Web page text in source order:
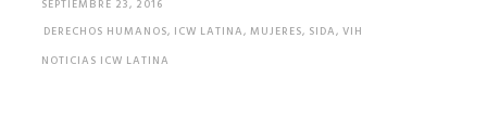
SEPTIEMBRE 23, 2016
DERECHOS HUMANOS, ICW LATINA, MUJERES, SIDA, VIH
NOTICIAS ICW LATINA